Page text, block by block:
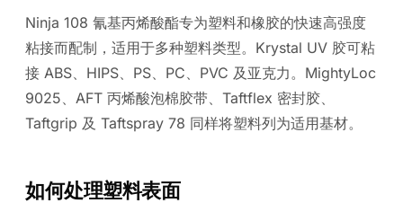
Ninja 108 氰基丙烯酸酯专为塑料和橡胶的快速高强度
粘接而配制，适用于多种塑料类型。Krystal UV 胶可粘
接 ABS、HIPS、PS、PC、PVC 及亚克力。MightyLoc
9025、AFT 丙烯酸泡棉胶带、Taftflex 密封胶、
Taftgrip 及 Taftspray 78 同样将塑料列为适用基材。
如何处理塑料表面